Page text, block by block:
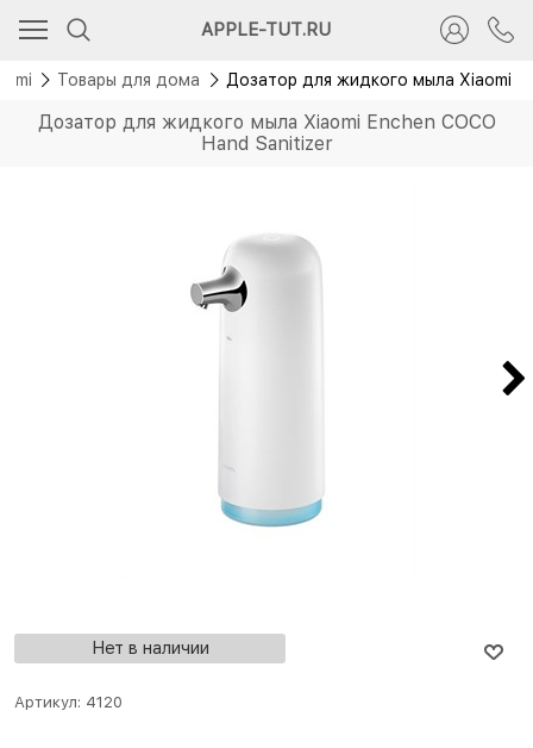
APPLE-TUT.RU
Товары для дома Дозатор для жидкого мыла Xiaomi
Дозатор для жидкого мыла Xiaomi Enchen COCO
Hand Sanitizer
Нет в наличии
Артикул: 4120